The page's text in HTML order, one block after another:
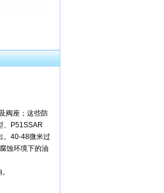
阀座；这些防
、P51SSAR
。40-48微米过
蚀环境下的油